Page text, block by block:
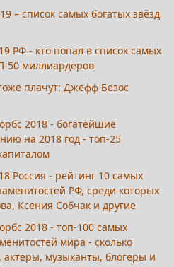
– список самых богатых звёзд
РФ - кто попал в список самых
50 миллиардеров
плачут: Джефф Безос
2018 - богатейшие
на 2018 год - топ-25
Россия - рейтинг 10 самых
РФ, среди которых
Ксения Собчак и другие
2018 - топ-100 самых
мира - сколько
музыканты, блогеры и